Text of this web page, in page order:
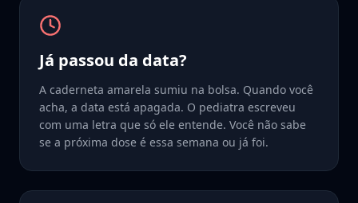
Já passou da data?
A caderneta amarela sumiu na bolsa. Quando você
acha, a data está apagada. O pediatra escreveu
com uma letra que só ele entende. Você não sabe
se a próxima dose é essa semana ou já foi.